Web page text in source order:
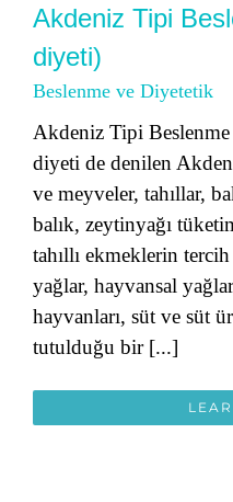
Akdeniz Tipi
diyeti)
Beslenme ve Diyetetik
Akdeniz Tipi
diyeti de denilen
ve meyveler, tahıllar,
balık, zeytinyağı
tahıllı ekmeklerin
yağlar, hayvansal
hayvanları, süt ve süt
tutulduğu bir [...]